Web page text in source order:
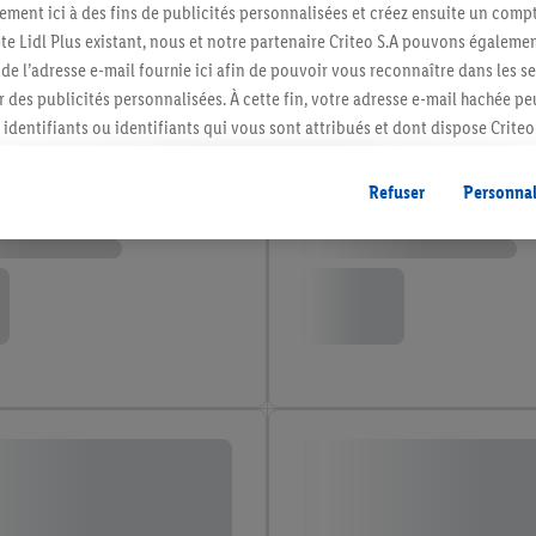
ici à des fins de publicités personnalisées et créez ensuite un
Lidl Plus existant, nous et notre partenaire Criteo S.A pouvons
l’adresse e-mail fournie ici afin de pouvoir vous reconnaître dans les
publicités personnalisées. À cette fin, votre adresse e-mail hachée
identifiants ou identifiants qui vous sont attribués et dont dispose Criteo
(par exemple en plaçant le produit dans un panier d’un webshop
être affichées sur plusieurs apppareils et plusieurs services de Lidl si
peuvent vous être attribués en utilisant votre adresse e-mail hachée et,
Refuser